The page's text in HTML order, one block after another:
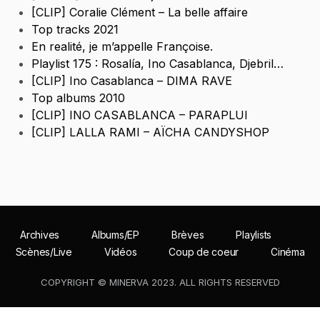
[CLIP] Coralie Clément – La belle affaire
Top tracks 2021
En realité, je m’appelle Françoise.
Playlist 175 : Rosalía, Ino Casablanca, Djebril…
[CLIP] Ino Casablanca – DIMA RAVE
Top albums 2010
[CLIP] INO CASABLANCA – PARAPLUI
[CLIP] LALLA RAMI – AÏCHA CANDYSHOP
Archives Albums/EP Brèves
Playlists
Scènes/Live
Vidéos Coup de coeur Cinéma
COPYRIGHT © MINERVA 2023. ALL RIGHTS RESERVED